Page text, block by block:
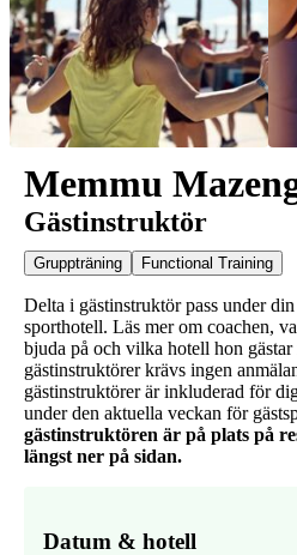
Memmu
Gästinstruktör
Gruppträning Functional Training
Delta i gästinstruktör pass under
sporthotell. Läs mer om coachen,
bjuda på och vilka hotell hon
gästinstruktörer krävs ingen
gästinstruktörer är inkluderad för
under den aktuella veckan för
gästinstruktören är på plats på
längst ner på sidan.
Datum & hotell